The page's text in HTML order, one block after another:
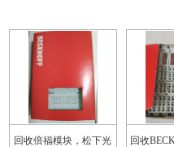
回收倍福模块，松下光 回收